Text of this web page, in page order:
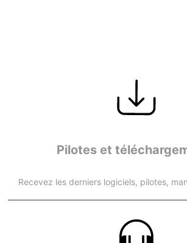
Pilotes et
Recevez les derniers logiciels, pilotes,